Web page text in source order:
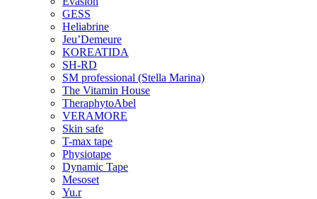
GESS
Heliabrine
Jeu’Demeure
KOREATIDA
SH-RD
SM professional (Stella Marina)
The Vitamin House
TheraphytoAbel
VERAMORE
Skin safe
T-max tape
Physiotape
Dynamic Tape
Mesoset
Yu.r